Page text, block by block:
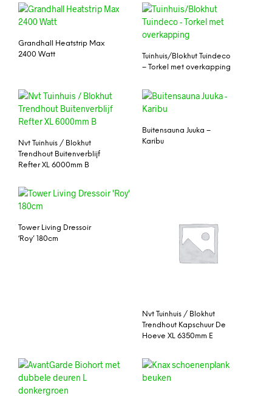
Grandhall Heatstrip Max
2400 Watt
Tuinhuis/Blokhut Tuindeco
– Torkel met overkapping
Nvt Tuinhuis / Blokhut
Trendhout Buitenverblijf
Refter XL 6000mm B
Buitensauna Juuka –
Karibu
Tower Living Dressoir
‘Roy’ 180cm
Nvt Tuinhuis / Blokhut
Trendhout Kapschuur De
Hoeve XL 6350mm E